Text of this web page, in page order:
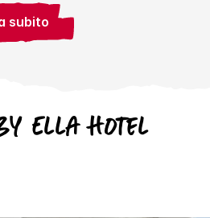
subito
Ella Hotel